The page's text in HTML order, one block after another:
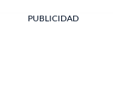
PUBLICIDAD